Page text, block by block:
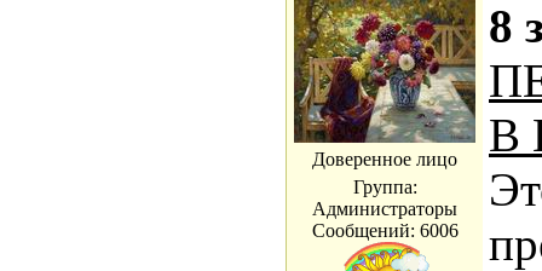
Доверенное лицо
Группа:
Администраторы
Сообщений: 6006
8
В